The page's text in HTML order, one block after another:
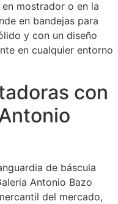
mostrador o en la
en bandejas para
y con un diseño
en cualquier entorno
con
de báscula
Antonio Bazo
del mercado,